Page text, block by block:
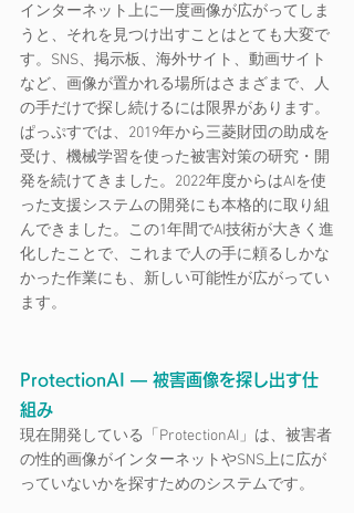
インターネット上に一度画像が広がってしま
うと、それを見つけ出すことはとても大変で
す。SNS、掲示板、海外サイト、動画サイト
など、画像が置かれる場所はさまざまで、人
の手だけで探し続けるには限界があります。
ぱっぷすでは、2019年から三菱財団の助成を
受け、機械学習を使った被害対策の研究・開
発を続けてきました。2022年度からはAIを使
った支援システムの開発にも本格的に取り組
んできました。この1年間でAI技術が大きく進
化したことで、これまで人の手に頼るしかな
かった作業にも、新しい可能性が広がってい
ます。
ProtectionAI ― 被害画像を探し出す仕
組み
現在開発している「ProtectionAI」は、被害者
の性的画像がインターネットやSNS上に広が
っていないかを探すためのシステムです。